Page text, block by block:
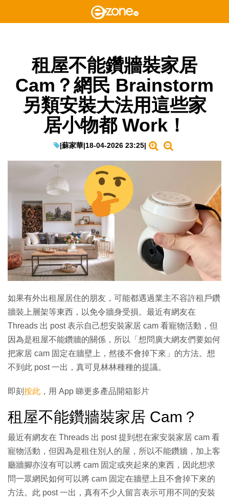
租屋不能鑽牆裝家居
Cam？網民 Brainstorm
另類安裝大法用這些家
居小物都 Work！
|蘇家華|18-04-2026 23:25|
如果有外出租屋居住的朋友，可能都遇過業主不容許租戶鑽
牆裝上層架等東西，以免令牆身受損。最近有網友在
Threads 出 post 表示自己想安裝家居 cam 看寵物活動，但
因為是租屋不能鑽牆的關係，所以「想問廣大網友們要如何
把家居 cam 固定在牆壁上，然後不會掉下來」的方法。想
不到此 post 一出，真可見林林種種的提議。
即刻 按此 ，用 App 睇更多產品開箱影片
租屋不能鑽牆裝家居 Cam？
最近有網友在 Threads 出 post 提到想在家安裝家居 cam 看
寵物活動，但因為是租住別人的屋，所以不能鑽牆，加上客
廳牆腳亦沒有可以將 cam 固定或夾起來的東西，因此想求
問一眾網民如何可以將 cam 固定在牆壁上且不會掉下來的
方法。此 post 一出，真有不少人留言表示可用不同的安裝